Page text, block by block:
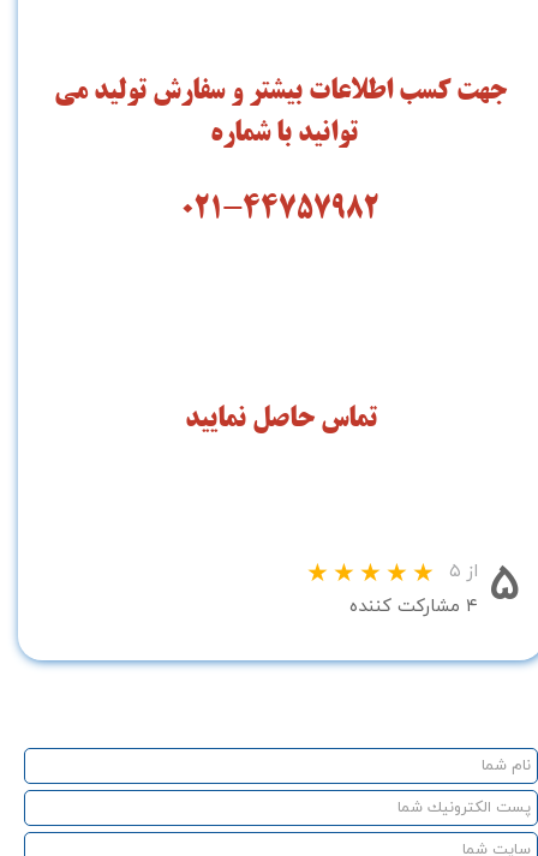
جهت کسب اطلاعات بیشتر و سفارش تولید می
توانید با شماره
021-44757982
تماس حاصل نمایید
۵ از ۵
۴ مشارکت کننده